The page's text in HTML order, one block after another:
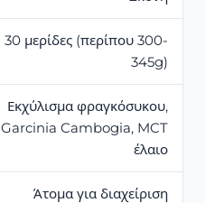
30 μερίδες (περίπου 300-
345g)
Εκχύλισμα φραγκόσυκου,
Garcinia Cambogia, MCT
έλαιο
Άτομα για διαχείριση